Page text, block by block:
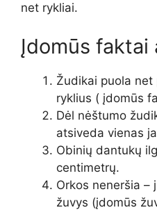
net rykliai.
Įdomūs faktai
Žudikai puola
ryklius ( įdomūs
Dėl nėštumo
atsiveda vienas
Obinių dantukų
centimetrų.
Orkos neneršia –
žuvys (įdomūs